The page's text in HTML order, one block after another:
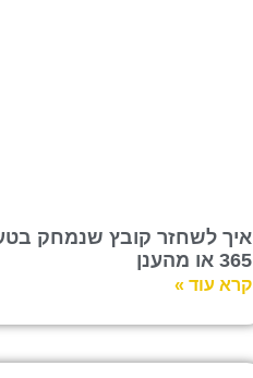
365 או מהענן
קרא עוד »